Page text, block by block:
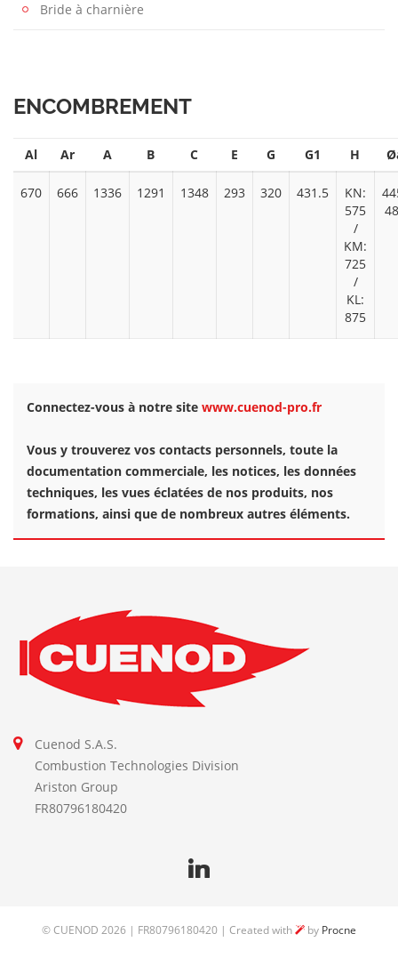
Bride à charnière
ENCOMBREMENT
Al Ar A B C E G G1 H
670 666 1336 1291 1348 293 320 431.5
KN:
575
/
KM:
725
/
KL:
875
Connectez-vous à notre site www.cuenod-pro.fr
Vous y trouverez vos contacts personnels, toute la
documentation commerciale, les notices, les données
techniques, les vues éclatées de nos produits, nos
formations, ainsi que de nombreux autres éléments.
Cuenod S.A.S.
Combustion Technologies Division
Ariston Group
FR80796180420
©CUENOD 2026 | FR80796180420 | Created with by Procne